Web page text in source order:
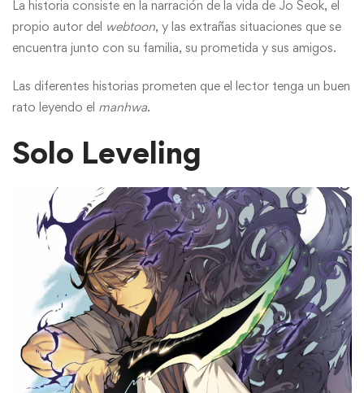
La historia consiste en la narración de la vida de Jo Seok, el
propio autor del webtoon, y las extrañas situaciones que se
encuentra junto con su familia, su prometida y sus amigos.
Las diferentes historias prometen que el lector tenga un buen
rato leyendo el manhwa.
Solo Leveling